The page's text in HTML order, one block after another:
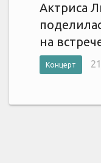
Актриса
на
Концерт